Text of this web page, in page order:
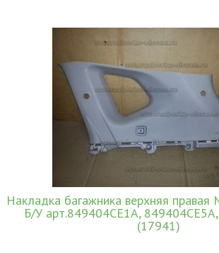
Накладка багажника верхняя правая
Б/У арт.849404CE1A,
(17941)